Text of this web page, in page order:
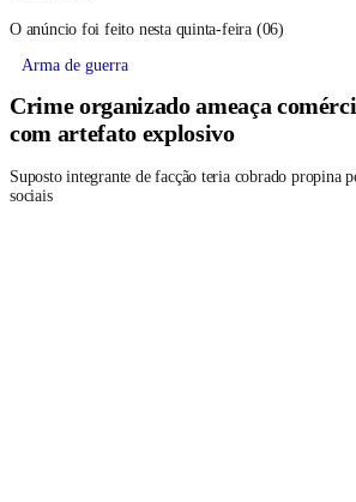
O anúncio foi feito nesta quinta-feira (06)
Arma de guerra
Crime organizado ameaça
com artefato explosivo
Suposto integrante de facção teria cobrado propina
sociais